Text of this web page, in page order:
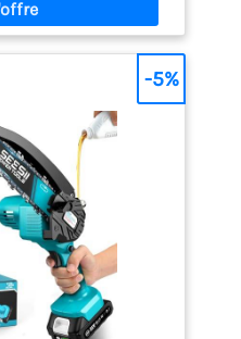
épaisses, là où d'autres
peinent, pour un
un jardinage en toute
à l'emploi : Équipée de
4000 mAh, cette mini
jusqu'à 100 à 120
pouvez ainsi réaliser
extérieurs en toute
de la batterie. La
et la surchauffe
batteries. L'interface
avec les batteries
de la chaîne : Fini
innovant de
la chaîne des SEESII
garantit un
-5%